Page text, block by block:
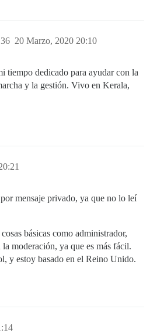
20 Marzo, 2020 20:10
36
tiempo dedicado para ayudar con la
y la gestión. Vivo en Kerala,
mensaje privado, ya que no lo leí
básicas como administrador,
moderación, ya que es más fácil.
y estoy basado en el Reino Unido.